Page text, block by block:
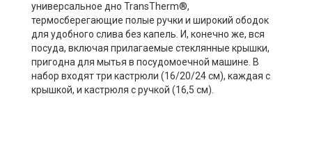
универсальное дно TransTherm®,
термосберегающие полые ручки и широкий ободок
для удобного слива без капель. И, конечно же, вся
посуда, включая прилагаемые стеклянные крышки,
пригодна для мытья в посудомоечной машине. В
набор входят три кастрюли (16/20/24 см), каждая с
крышкой, и кастрюля с ручкой (16,5 см).